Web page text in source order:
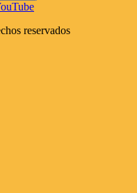
reservados